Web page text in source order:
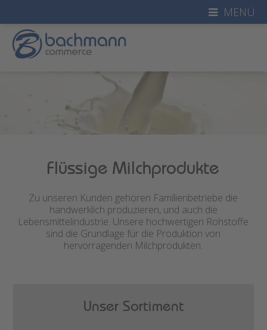
MENÜ
Flüssige Milchprodukte
Zu unseren Kunden gehören Familienbetriebe die
handwerklich produzieren, und auch die
Lebensmittelindustrie. Unsere hochwertigen Rohstoffe
sind die Grundlage für die Produktion von
hervorragenden Milchprodukten.
Unser Sortiment